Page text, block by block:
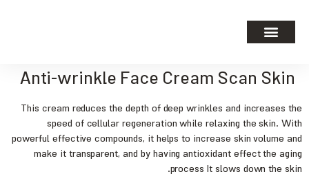
Anti-wrinkle Face Cream Scan Skin
This cream reduces the depth of deep wrinkles and increases the
speed of cellular regeneration while relaxing the skin. With
powerful effective compounds, it helps to increase skin volume and
make it transparent, and by having antioxidant effect the aging
process It slows down the skin.